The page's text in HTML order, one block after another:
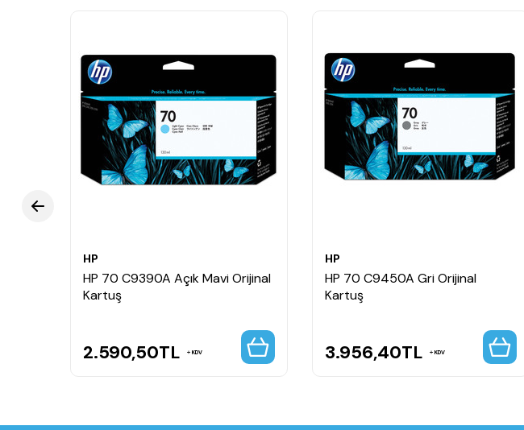
HP
HP 70 C9390A Açık Mavi Orijinal
Kartuş
2.590,50TL KDV
HP
HP 70 C9450A Gri Orijinal
Kartuş
3.956,40TL KDV